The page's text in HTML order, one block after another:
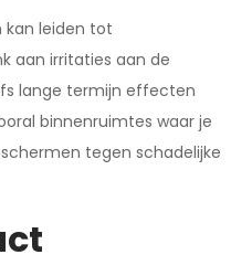
leiden tot
aan irritaties aan de
lange termijn effecten
binnenruimtes waar je
tegen schadelijke